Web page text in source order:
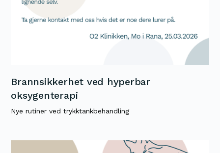
Brannsikkerhet ved hyperbar
oksygenterapi
Nye rutiner ved trykktankbehandling